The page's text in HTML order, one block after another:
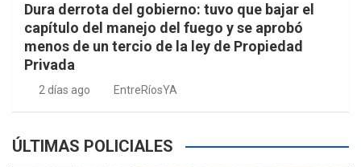
Dura derrota del gobierno: tuvo que bajar el
capítulo del manejo del fuego y se aprobó
menos de un tercio de la ley de Propiedad
Privada
2 días ago EntreRíosYA
ÚLTIMAS POLICIALES